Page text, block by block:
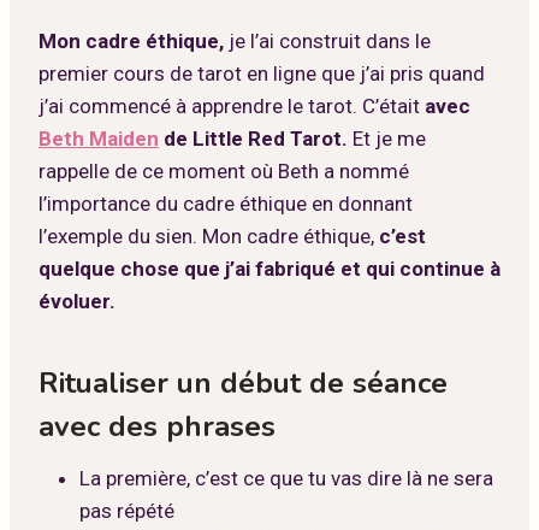
Mon cadre éthique, je l’ai construit dans le
premier cours de tarot en ligne que j’ai pris quand
j’ai commencé à apprendre le tarot. C’était avec
Beth Maiden de Little Red Tarot. Et je me
rappelle de ce moment où Beth a nommé
l’importance du cadre éthique en donnant
l’exemple du sien. Mon cadre éthique, c’est
quelque chose que j’ai fabriqué et qui continue à
évoluer.
Ritualiser un début de séance
avec des phrases
La première, c’est ce que tu vas dire là ne sera
pas répété